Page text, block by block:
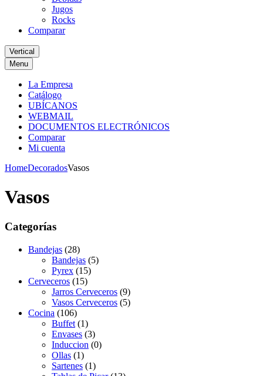
Jugos
Rocks
Comparar
Vertical
Menu
La Empresa
Catálogo
UBÍCANOS
WEBMAIL
DOCUMENTOS ELECTRÓNICOS
Comparar
Mi cuenta
HomeDecoradosVasos
Vasos
Categorías
Bandejas (28)
Bandejas (5)
Pyrex (15)
Cerveceros (15)
Jarros Cerveceros (9)
Vasos Cerveceros (5)
Cocina (106)
Buffet (1)
Envases (3)
Induccion (0)
Ollas (1)
Sartenes (1)